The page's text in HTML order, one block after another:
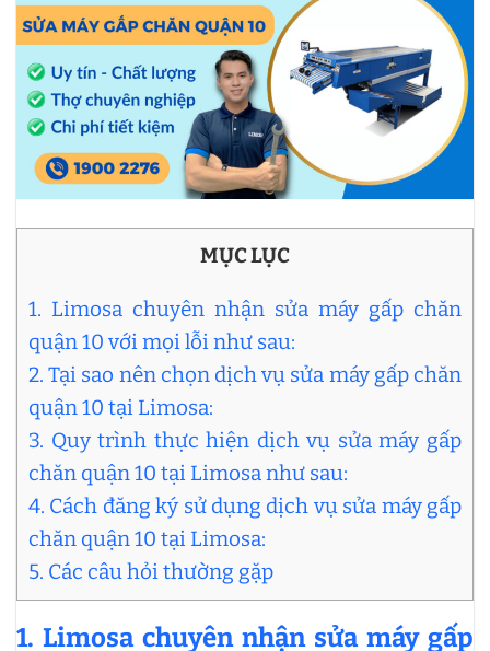
MỤC LỤC
1. Limosa chuyên nhận sửa máy gấp chăn
quận 10 với mọi lỗi như sau:
2. Tại sao nên chọn dịch vụ sửa máy gấp chăn
quận 10 tại Limosa:
3. Quy trình thực hiện dịch vụ sửa máy gấp
chăn quận 10 tại Limosa như sau:
4. Cách đăng ký sử dụng dịch vụ sửa máy gấp
chăn quận 10 tại Limosa:
5. Các câu hỏi thường gặp
1. Limosa chuyên nhận sửa máy gấp